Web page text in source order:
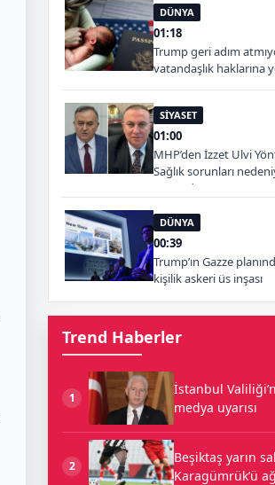
DÜNYA
01:18
Trump geri adım
vatandaşlık haklarına
SİYASET
01:00
MHP’den İzzet Ulvi
Sağlık sorunları
atamadı
DÜNYA
00:39
Trump’ın Gazze
kişilik askeri üs inşası
Trend Haberler
1
İstanbul
medya uyarısı
2
Beşiktaş yarın
Karagümrük’ü